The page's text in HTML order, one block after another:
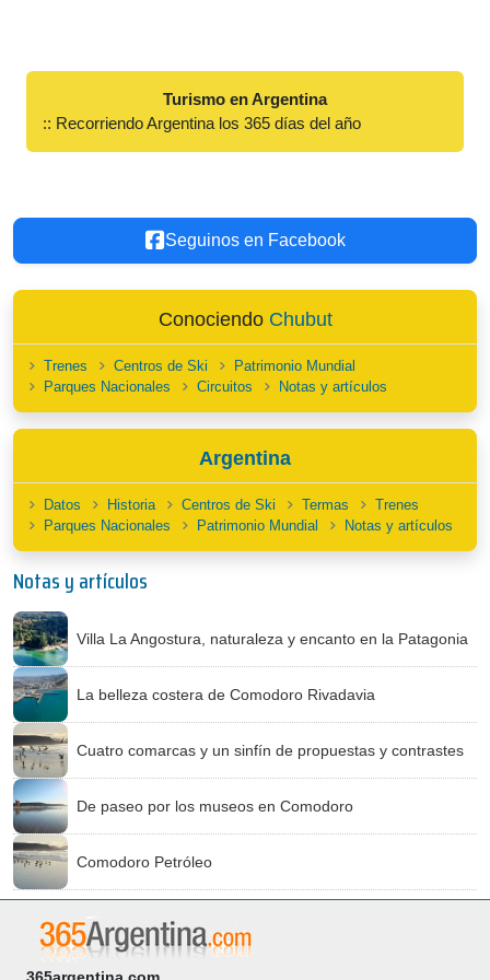
Turismo en Argentina
:: Recorriendo Argentina los 365 días del año
Seguinos en Facebook
Conociendo Chubut
Trenes Centros de Ski
Patrimonio Mundial
Parques Nacionales
Circuitos Notas y artículos
Argentina
Datos Historia Centros de Ski Termas
Trenes
Parques Nacionales
Patrimonio Mundial Notas y artículos
Notas y artículos
Villa La Angostura, naturaleza y encanto en la Patagonia
La belleza costera de Comodoro Rivadavia
Cuatro comarcas y un sinfín de propuestas y contrastes
De paseo por los museos en Comodoro
Comodoro Petróleo